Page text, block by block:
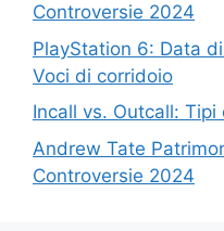
Controversie 2024
PlayStation 6: Data
Voci di corridoio
Incall vs. Outcall:
Andrew Tate
Controversie 2024